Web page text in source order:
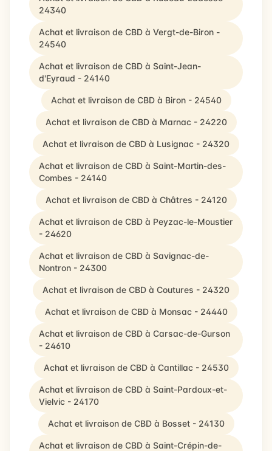
24340
Achat et livraison de CBD à Vergt-de-Biron -
24540
Achat et livraison de CBD à Saint-Jean-
d'Eyraud - 24140
Achat et livraison de CBD à Biron - 24540
Achat et livraison de CBD à Marnac - 24220
Achat et livraison de CBD à Lusignac - 24320
Achat et livraison de CBD à Saint-Martin-des-
Combes - 24140
Achat et livraison de CBD à Châtres - 24120
Achat et livraison de CBD à Peyzac-le-Moustier
- 24620
Achat et livraison de CBD à Savignac-de-
Nontron - 24300
Achat et livraison de CBD à Coutures - 24320
Achat et livraison de CBD à Monsac - 24440
Achat et livraison de CBD à Carsac-de-Gurson
- 24610
Achat et livraison de CBD à Cantillac - 24530
Achat et livraison de CBD à Saint-Pardoux-et-
Vielvic - 24170
Achat et livraison de CBD à Bosset - 24130
Achat et livraison de CBD à Saint-Crépin-de-